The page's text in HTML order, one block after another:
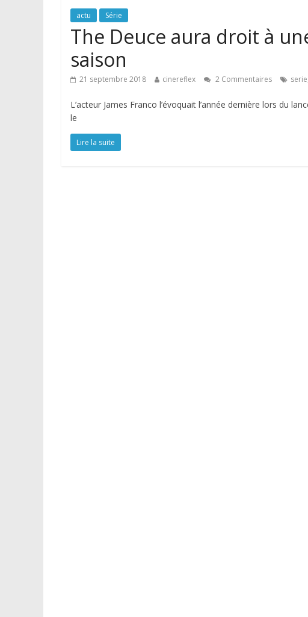
actu Série
The Deuce aura droit à
saison
21 septembre 2018 cinereflex 2 Commentaires serie
L’acteur James Franco l’évoquait l’année dernière lors du
le
Lire la suite